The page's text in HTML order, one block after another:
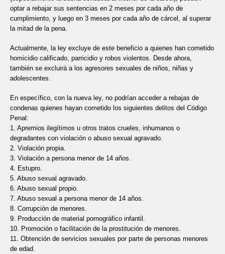
optar a rebajar sus sentencias en 2 meses por cada año de
cumplimiento, y luego en 3 meses por cada año de cárcel, al superar
la mitad de la pena.
Actualmente, la ley excluye de este beneficio a quienes han cometido
homicidio calificado, parricidio y robos violentos. Desde ahora,
también se excluirá a los agresores sexuales de niños, niñas y
adolescentes.
En específico, con la nueva ley, no podrían acceder a rebajas de
condenas quienes hayan cometido los siguientes delitos del Código
Penal:
1. Apremios ilegítimos u otros tratos crueles, inhumanos o
degradantes con violación o abuso sexual agravado.
2. Violación propia.
3. Violación a persona menor de 14 años.
4. Estupro.
5. Abuso sexual agravado.
6. Abuso sexual propio.
7. Abuso sexual a persona menor de 14 años.
8. Corrupción de menores.
9. Producción de material pornográfico infantil.
10. Promoción o facilitación de la prostitución de menores.
11. Obtención de servicios sexuales por parte de personas menores
de edad.